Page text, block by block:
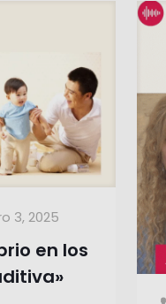
3, 2025
en los